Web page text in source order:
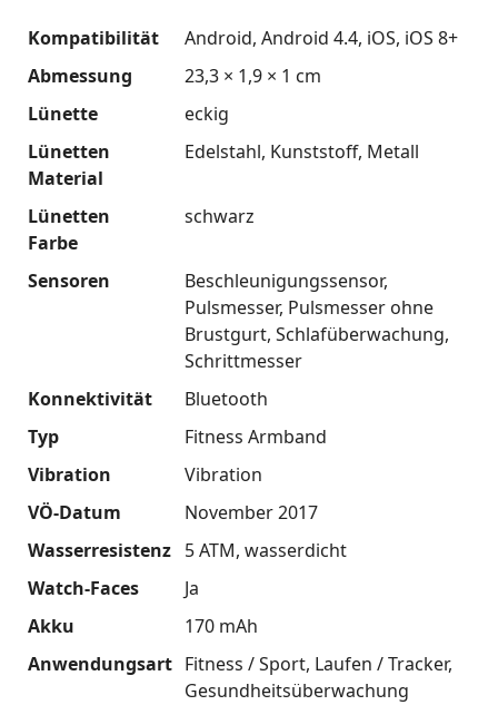
Kompatibilität Android Android 4.4 iOS iOS 8+
Abmessung
23,3 × 1,9 × 1 cm
Lünette
eckig
Lünetten
Material
Edelstahl Kunststoff Metall
Lünetten
Farbe
schwarz
Sensoren
Beschleunigungssensor
Pulsmesser Pulsmesser ohne
Brustgurt Schlafüberwachung
Schrittmesser
Konnektivität
Bluetooth
Typ
Fitness Armband
Vibration
Vibration
VÖ-Datum
November 2017
Wasserresistenz 5 ATM wasserdicht
Watch-Faces
Ja
Akku
170 mAh
Anwendungsart Fitness / Sport Laufen / Tracker
Gesundheitsüberwachung